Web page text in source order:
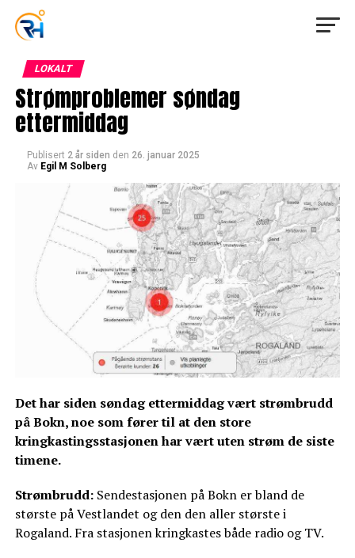
LOKALT
Strømproblemer søndag
ettermiddag
Publisert 2 år siden den 26. januar 2025
Av Egil M Solberg
Det har siden søndag ettermiddag vært strømbrudd
på Bokn, noe som fører til at den store
kringkastingsstasjonen har vært uten strøm de siste
timene.
Strømbrudd:Sendestasjonen på Bokn er bland de
største på Vestlandet og den den aller største i
Rogaland. Fra stasjonen kringkastes både radio og TV.